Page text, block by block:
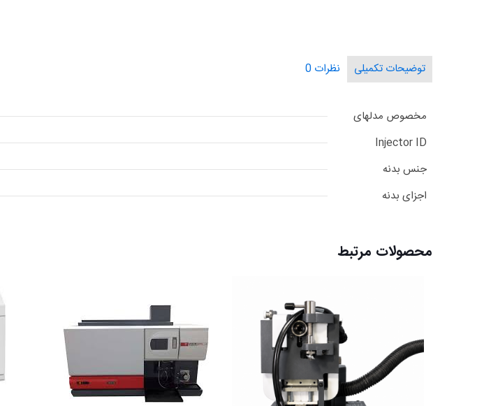
توضیحات تکمیلی نظرات 0
مخصوص مدلهای
Injector ID
جنس بدنه
اجزای بدنه
محصولات مرتبط